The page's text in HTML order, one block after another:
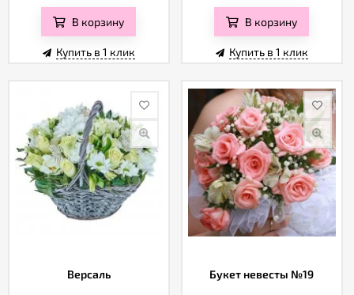
В корзину
Купить в 1 клик
В корзину
Купить в 1 клик
Версаль Букет невесты №19